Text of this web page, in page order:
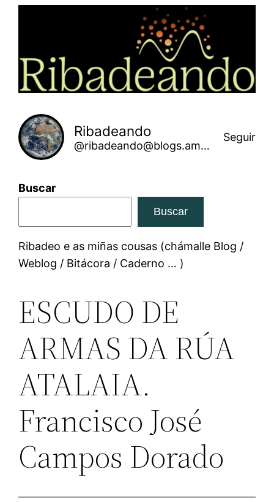
Ribadeando
@ribadeando@blogs.amarinha.gal
Seguir
Buscar
Buscar
Ribadeo e as miñas cousas (chámalle Blog /
Weblog / Bitácora / Caderno … )
ESCUDO DE
ARMAS DA RÚA
ATALAIA.
Francisco José
Campos Dorado